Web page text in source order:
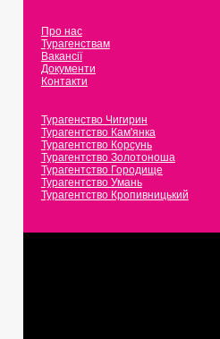
Про нас
Турагенствам
Вакансії
Документи
Контакти
Турагенство Чигирин
Турагентство Кам'янка
Турагентство Корсунь
Турагентство Золотоноша
Турагентство Городище
Турагентство Умань
Турагентство Кропивницький